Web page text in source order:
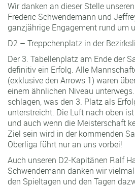
Wir danken an dieser Stelle
Frederic Schwendemann und
ganzjährige Engagement rund um
D2 – Treppchenplatz in der
Der 3. Tabellenplatz am Ende der
definitiv ein Erfolg. Alle
(exklusive den Arrows 1) waren
einem ähnlichen Niveau
schlagen, was den 3. Platz als
unterstreicht. Die Luft nach oben
und auch wenn die Meisterschaft
Ziel sein wird in der kommenden
Oberliga führt nur an uns vorbei!
Auch unseren D2-Kapitänen Ralf
Schwendemann danken wir
den Spieltagen und den Tagen